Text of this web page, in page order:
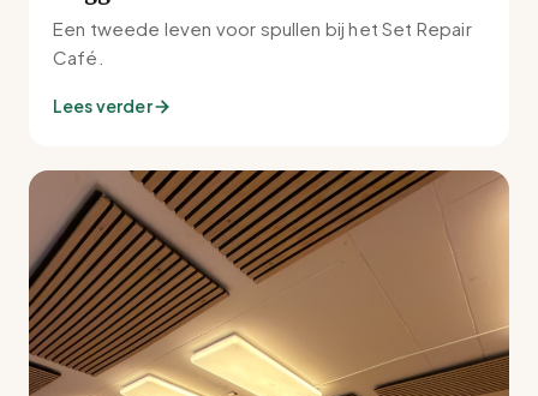
Een tweede leven voor spullen bij het Set Repair
Café.
Lees verder